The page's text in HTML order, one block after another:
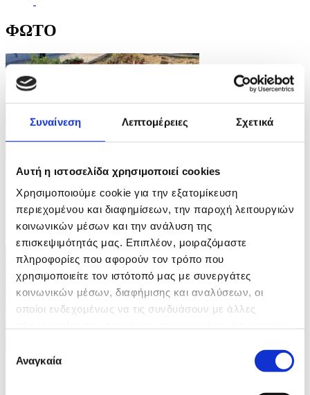
Συναίνεση Λεπτομέρειες Σχετικά
Αυτή η ιστοσελίδα χρησιμοποιεί cookies
Χρησιμοποιούμε cookie για την εξατομίκευση
περιεχομένου και διαφημίσεων, την παροχή λειτουργιών
κοινωνικών μέσων και την ανάλυση της
επισκεψιμότητάς μας. Επιπλέον, μοιραζόμαστε
πληροφορίες που αφορούν τον τρόπο που
χρησιμοποιείτε τον ιστότοπό μας με συνεργάτες
κοινωνικών μέσων, διαφήμισης και αναλύσεων, οι
οποίοι ενδεχομένως να τις συνδυάσουν με άλλες
των υπηρεσιών τους.
συγκατάθεσης
Αναγκαία
ΦΩΤΟ
7 Φωτογραφίες
Εξωραϊσμός σχολικών αυλών στην Αθήνα
ID: 10698747
7 Φωτογραφίες